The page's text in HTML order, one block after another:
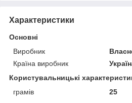
Характеристики
Основні
Виробник
Країна виробник
Користувальницькі
грамів
25